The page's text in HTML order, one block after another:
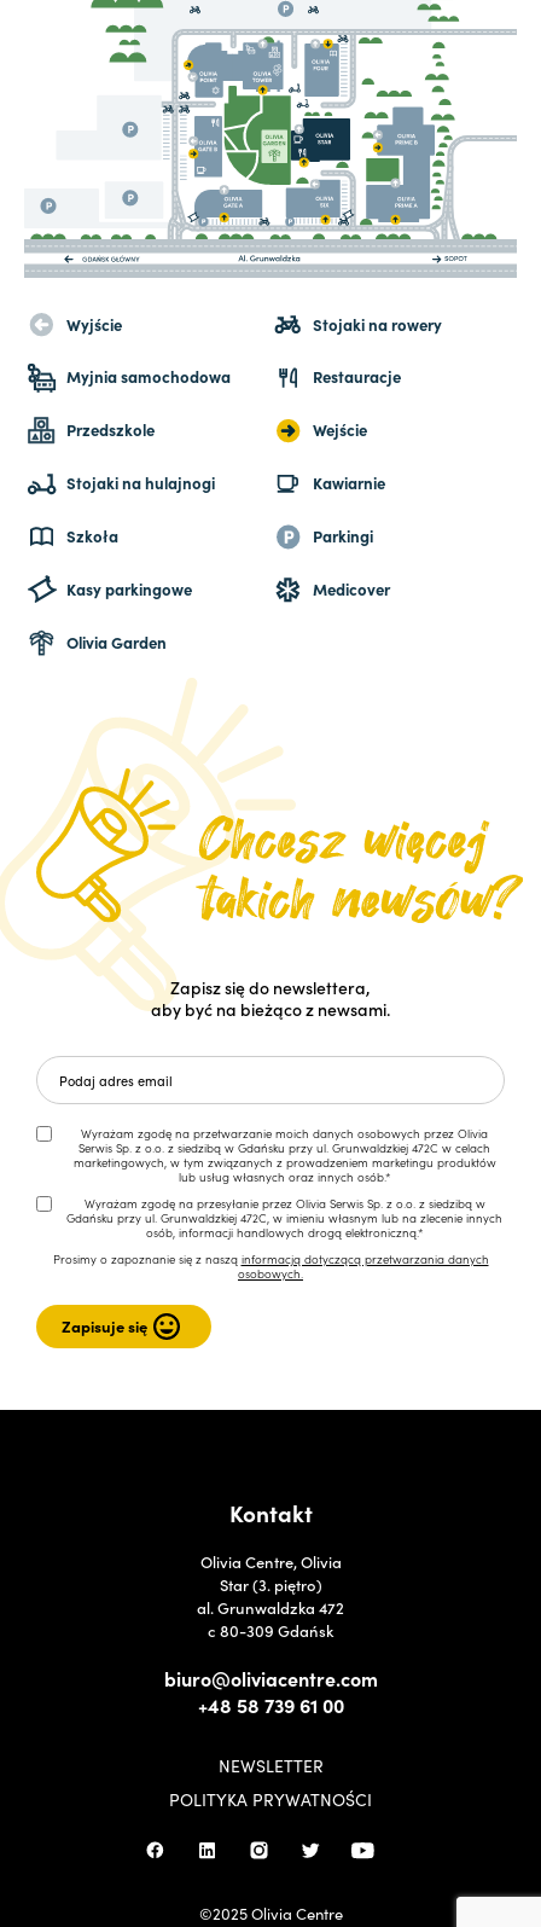
Wyjście Stojaki na rowery
Myjnia samochodowa Restauracje
Przedszkole Wejście
Stojaki na hulajnogi Kawiarnie
Szkoła Parkingi
Kasy parkingowe Medicover
Olivia Garden
Zapisz się do newslettera,
aby być na bieżąco z newsami.
Wyrażam zgodę na przetwarzanie moich danych osobowych przez Olivia
Serwis Sp. z o.o. z siedzibą w Gdańsku przy ul. Grunwaldzkiej 472C w celach
marketingowych, w tym związanych z prowadzeniem marketingu produktów
lub usług własnych oraz innych osób.*
Wyrażam zgodę na przesyłanie przez Olivia Serwis Sp. z o.o. z siedzibą w
Gdańsku przy ul. Grunwaldzkiej 472C, w imieniu własnym lub na zlecenie innych
osób, informacji handlowych drogą elektroniczną.*
Prosimy o zapoznanie się z naszą informacją dotyczącą przetwarzania danych
osobowych.
Kontakt
Olivia Centre, Olivia
Star (3. piętro)
al. Grunwaldzka 472
c 80-309 Gdańsk
biuro@oliviacentre.com
+48 58 739 61 00
NEWSLETTER
POLITYKA PRYWATNOŚCI
©2025 Olivia Centre